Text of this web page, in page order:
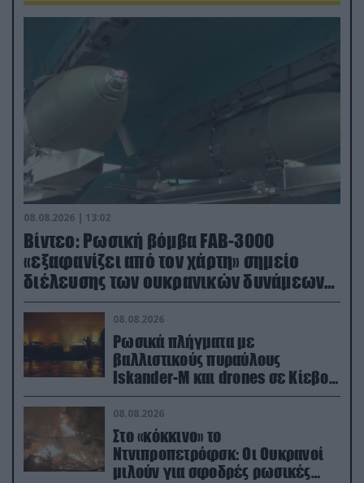
08.08.2026 | 13:02
Βίντεο: Ρωσική βόμβα FAB-3000
«εξαφανίζει από τον χάρτη» σημείο
διέλευσης των ουκρανικών δυνάμεων
στην Ζαπορίζια
08.08.2026
Ρωσικά πλήγματα με
βαλλιστικούς πυραύλους
Iskander-M και drones σε Κίεβο
και Ντνιπροπετρόφσκ: Ισχυρές
εκρήξεις
08.08.2026
Στο «κόκκινο» το
Ντνιπροπετρόφσκ: Οι Ουκρανοί
μιλούν για σφοδρές ρωσικές